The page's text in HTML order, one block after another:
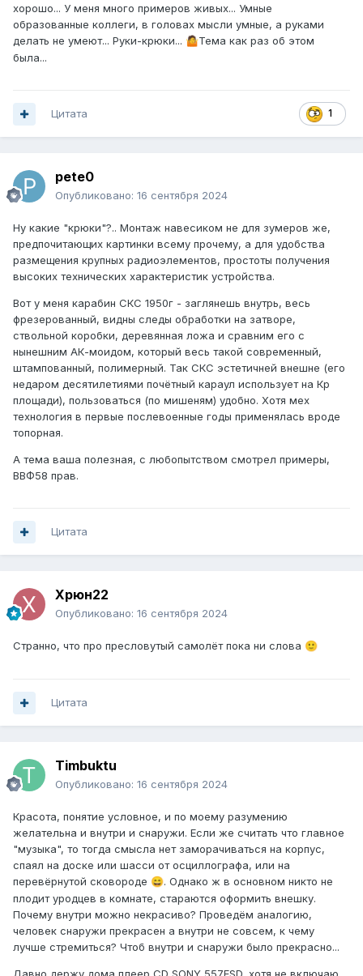
хорошо... У меня много примеров живых... Умные
образованные коллеги, в головах мысли умные, а руками
делать не умеют... Руки-крюки... 🤷Тема как раз об этом
была...
1
Цитата
pete0
Опубликовано: 16 сентября 2024
Ну какие "крюки"?.. Монтаж навесиком не для зумеров же,
предпочитающих картинки всему прочему, а для удобства
размещения крупных радиоэлементов, простоты получения
высоких технических характеристик устройства.
Вот у меня карабин СКС 1950г - заглянешь внутрь, весь
фрезерованный, видны следы обработки на затворе,
ствольной коробки, деревянная ложа и сравним его с
нынешним АК-моидом, который весь такой современный,
штампованный, полимерный. Так СКС эстетичней внешне (его
недаром десятилетиями почётный караул использует на Кр
площади), пользоваться (по мишеням) удобно. Хотя мех
технология в первые послевоенные годы применялась вроде
топорная.
А тема ваша полезная, с любопытством смотрел примеры,
ВВФ58 прав.
Цитата
Xpюн22
Опубликовано: 16 сентября 2024
Странно, что про пресловутый самолёт пока ни слова 🙂
Цитата
Timbuktu
Опубликовано: 16 сентября 2024
Красота, понятие условное, и по моему разумению
желательна и внутри и снаружи. Если же считать что главное
"музыка", то тогда смысла нет заморачиваться на корпус,
спаял на доске или шасси от осциллографа, или на
перевёрнутой сковороде 😄. Однако ж в основном никто не
плодит уродцев в комнате, стараются оформить внешку.
Почему внутри можно некрасиво? Проведём аналогию,
человек снаружи прекрасен а внутри не совсем, к чему
лучше стремиться? Чтоб внутри и снаружи было прекрасно...